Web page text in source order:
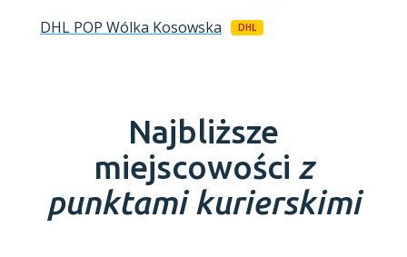
DHL POP Wólka Kosowska DHL
Najbliższe
miejscowości z
punktami kurierskimi